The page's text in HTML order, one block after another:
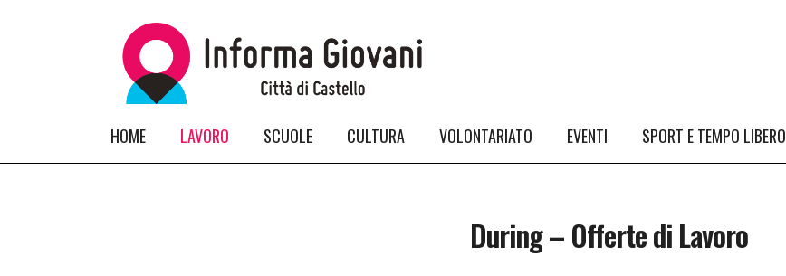
HOME LAVORO SCUOLE CULTURA VOLONTARIATO EVENTI SPORT E TEMPO LIBERO
During – Offerte di Lavoro